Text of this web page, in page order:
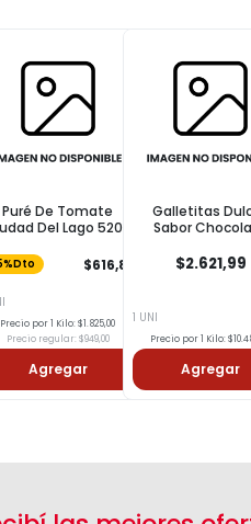
Puré De Tomate
Del Lago 520g
$616,85
Precio por 1 Kilo: $1.825,00
Precio regular: $949,00
Agregar
Galletitas
Sabor
$2.621,99
1 UNI
Precio por 1 Kilo:
Agregar